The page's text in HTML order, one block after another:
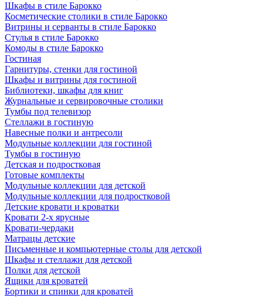
Шкафы в стиле Барокко
Косметические столики в стиле Барокко
Витрины и серванты в стиле Барокко
Стулья в стиле Барокко
Комоды в стиле Барокко
Гостиная
Гарнитуры, стенки для гостиной
Шкафы и витрины для гостиной
Библиотеки, шкафы для книг
Журнальные и сервировочные столики
Тумбы под телевизор
Стеллажи в гостиную
Навесные полки и антресоли
Модульные коллекции для гостиной
Тумбы в гостиную
Детская и подростковая
Готовые комплекты
Модульные коллекции для детской
Модульные коллекции для подростковой
Детские кровати и кроватки
Кровати 2-х ярусные
Кровати-чердаки
Матрацы детские
Письменные и компьютерные столы для детской
Шкафы и стеллажи для детской
Полки для детской
Ящики для кроватей
Бортики и спинки для кроватей